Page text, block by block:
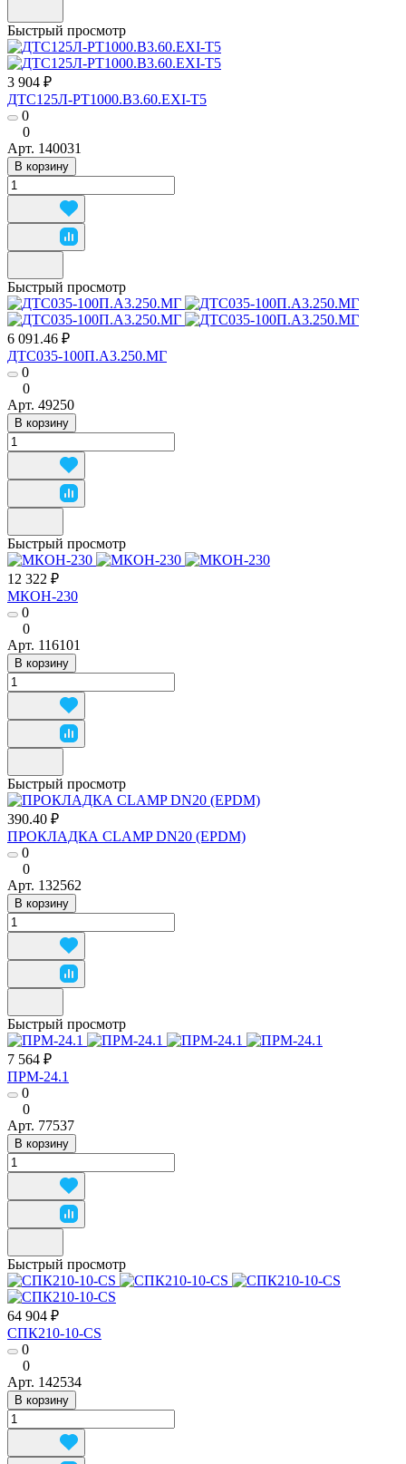
Быстрый просмотр
3 904 ₽
ДТС125Л-РТ1000.В3.60.ЕХI-Т5
0
0
Арт. 140031
В корзину
Быстрый просмотр
6 091.46 ₽
ДТС035-100П.А3.250.МГ
0
0
Арт. 49250
В корзину
Быстрый просмотр
12 322 ₽
МКОН-230
0
0
Арт. 116101
В корзину
Быстрый просмотр
390.40 ₽
ПРОКЛАДКА CLAMP DN20 (EPDM)
0
0
Арт. 132562
В корзину
Быстрый просмотр
7 564 ₽
ПРМ-24.1
0
0
Арт. 77537
В корзину
Быстрый просмотр
64 904 ₽
СПК210-10-CS
0
0
Арт. 142534
В корзину